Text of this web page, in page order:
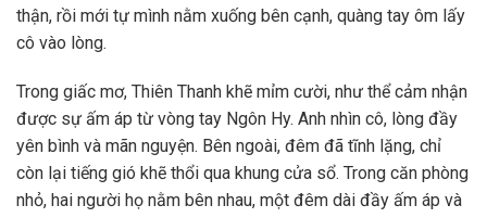
thận, rồi mới tự mình nằm xuống bên cạnh, quàng tay ôm lấy
cô vào lòng.
Trong giấc mơ, Thiên Thanh khẽ mỉm cười, như thể cảm nhận
được sự ấm áp từ vòng tay Ngôn Hy. Anh nhìn cô, lòng đầy
yên bình và mãn nguyện. Bên ngoài, đêm đã tĩnh lặng, chỉ
còn lại tiếng gió khẽ thổi qua khung cửa sổ. Trong căn phòng
nhỏ, hai người họ nằm bên nhau, một đêm dài đầy ấm áp và